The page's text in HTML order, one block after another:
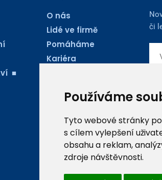
Používáme
Tyto webové stránky
s cílem vylepšení
obsahu a reklam,
zdroje návštěvnosti.
■
O nás
Lidé ve firmě
Pomáháme
Kariéra
AUDIO PODCASTY
či